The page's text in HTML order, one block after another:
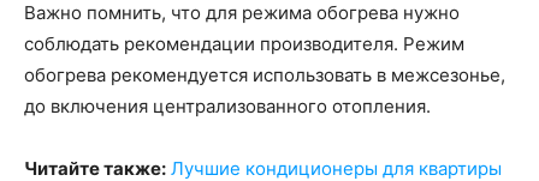
Важно помнить, что для режима обогрева нужно
соблюдать рекомендации производителя. Режим
обогрева рекомендуется использовать в межсезонье,
до включения централизованного отопления.
Читайте также: Лучшие кондиционеры для квартиры